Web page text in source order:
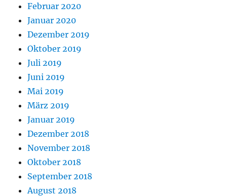
Februar 2020
Januar 2020
Dezember 2019
Oktober 2019
Juli 2019
Juni 2019
Mai 2019
März 2019
Januar 2019
Dezember 2018
November 2018
Oktober 2018
September 2018
August 2018